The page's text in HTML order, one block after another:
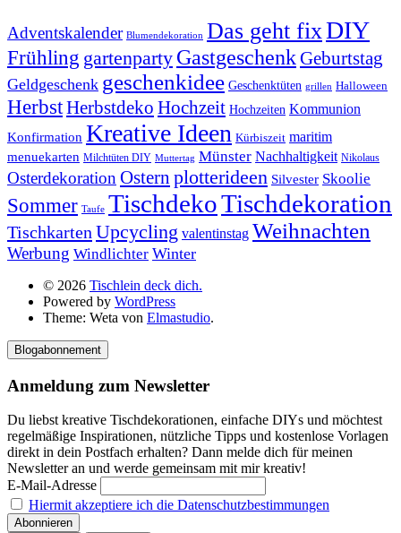
Adventskalender Blumendekoration Das geht fixDIY
Frühling gartenparty GastgeschenkGeburtstag
Geldgeschenk geschenkidee Geschenktüten grillen Halloween
HerbstHerbstdeko Hochzeit Hochzeiten Kommunion
Konfirmation Kreative Ideen Kürbiszeit maritim
menuekarten Milchtüten DIY Muttertag Münster Nachhaltigkeit Nikolaus
Osterdekoration Ostern plotterideen Silvester Skoolie
Sommer Taufe TischdekoTischdekoration
Tischkarten Upcycling valentinstag Weihnachten
Werbung Windlichter Winter
© 2026 Tischlein deck dich.
Powered by WordPress
Theme: Weta von Elmastudio.
Blogabonnement
Anmeldung zum Newsletter
Du liebst kreative Tischdekorationen, einfache DIYs und möchtest
regelmäßige Inspirationen, nützliche Tipps und kostenlose Vorlagen
direkt in dein Postfach erhalten? Dann melde dich für meinen
Newsletter an und werde gemeinsam mit mir kreativ!
E-Mail-Adresse
Hiermit akzeptiere ich die Datenschutzbestimmungen